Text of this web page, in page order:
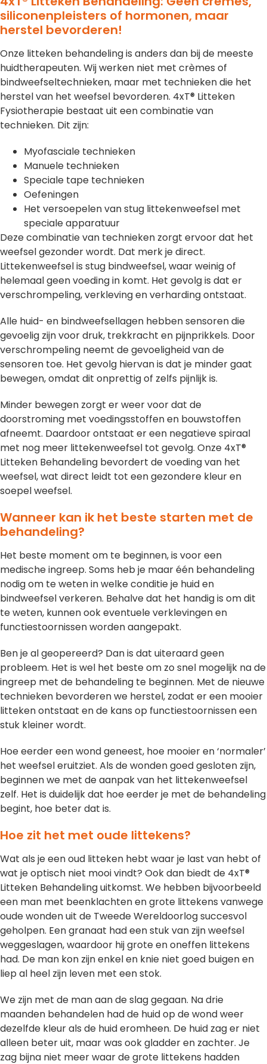
siliconenpleisters of hormonen, maar
herstel bevorderen!
Onze litteken behandeling is anders dan bij de meeste
huidtherapeuten. Wij werken niet met crèmes of
bindweefseltechnieken, maar met technieken die het
herstel van het weefsel bevorderen. 4xT® Litteken
Fysiotherapie bestaat uit een combinatie van
technieken. Dit zijn:
Myofasciale technieken
Manuele technieken
Speciale tape technieken
Oefeningen
Het versoepelen van stug littekenweefsel met
speciale apparatuur
Deze combinatie van technieken zorgt ervoor dat het
weefsel gezonder wordt. Dat merk je direct.
Littekenweefsel is stug bindweefsel, waar weinig of
helemaal geen voeding in komt. Het gevolg is dat er
verschrompeling, verkleving en verharding ontstaat.
Alle huid- en bindweefsellagen hebben sensoren die
gevoelig zijn voor druk, trekkracht en pijnprikkels. Door
verschrompeling neemt de gevoeligheid van de
sensoren toe. Het gevolg hiervan is dat je minder gaat
bewegen, omdat dit onprettig of zelfs pijnlijk is.
Minder bewegen zorgt er weer voor dat de
doorstroming met voedingsstoffen en bouwstoffen
afneemt. Daardoor ontstaat er een negatieve spiraal
met nog meer littekenweefsel tot gevolg. Onze 4xT®
Litteken Behandeling bevordert de voeding van het
weefsel, wat direct leidt tot een gezondere kleur en
soepel weefsel.
Wanneer kan ik het beste starten met de
behandeling?
Het beste moment om te beginnen, is voor een
medische ingreep. Soms heb je maar één behandeling
nodig om te weten in welke conditie je huid en
bindweefsel verkeren. Behalve dat het handig is om dit
te weten, kunnen ook eventuele verklevingen en
functiestoornissen worden aangepakt.
Ben je al geopereerd? Dan is dat uiteraard geen
probleem. Het is wel het beste om zo snel mogelijk na de
ingreep met de behandeling te beginnen. Met de nieuwe
technieken bevorderen we herstel, zodat er een mooier
litteken ontstaat en de kans op functiestoornissen een
stuk kleiner wordt.
Hoe eerder een wond geneest, hoe mooier en ‘normaler’
het weefsel eruitziet. Als de wonden goed gesloten zijn,
beginnen we met de aanpak van het littekenweefsel
zelf. Het is duidelijk dat hoe eerder je met de behandeling
begint, hoe beter dat is.
Hoe zit het met oude littekens?
Wat als je een oud litteken hebt waar je last van hebt of
wat je optisch niet mooi vindt? Ook dan biedt de 4xT®
Litteken Behandeling uitkomst. We hebben bijvoorbeeld
een man met beenklachten en grote littekens vanwege
oude wonden uit de Tweede Wereldoorlog succesvol
geholpen. Een granaat had een stuk van zijn weefsel
weggeslagen, waardoor hij grote en oneffen littekens
had. De man kon zijn enkel en knie niet goed buigen en
liep al heel zijn leven met een stok.
We zijn met de man aan de slag gegaan. Na drie
maanden behandelen had de huid op de wond weer
dezelfde kleur als de huid eromheen. De huid zag er niet
alleen beter uit, maar was ook gladder en zachter. Je
zag bijna niet meer waar de grote littekens hadden